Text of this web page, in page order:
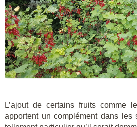
L’ajout de certains fruits comme
apportent un complément dans les